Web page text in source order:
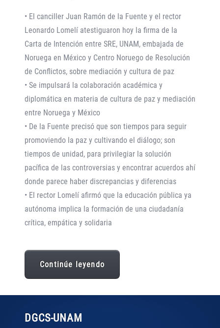
• El canciller Juan Ramón de la Fuente y el rector
Leonardo Lomelí atestiguaron hoy la firma de la
Carta de Intención entre SRE, UNAM, embajada de
Noruega en México y Centro Noruego de Resolución
de Conflictos, sobre mediación y cultura de paz
• Se impulsará la colaboración académica y
diplomática en materia de cultura de paz y mediación
entre Noruega y México
• De la Fuente precisó que son tiempos para seguir
promoviendo la paz y cultivando el diálogo; son
tiempos de unidad, para privilegiar la solución
pacífica de las controversias y encontrar acuerdos ahí
donde parece haber discrepancias y diferencias
• El rector Lomelí afirmó que la educación pública ya
autónoma implica la formación de una ciudadanía
crítica, empática y solidaria
Continúe leyendo
DGCS-UNAM